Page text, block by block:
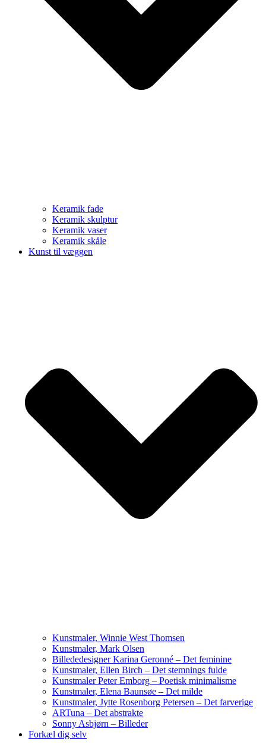
Keramik fade
Keramik skulptur
Keramik vaser
Keramik skåle
Kunst til væggen
Kunstmaler, Winnie West Thomsen
Kunstmaler, Mark Olsen
Billededesigner Karina Geronné – Det feminine
Kunstmaler, Ellen Birch – Det stemnings fulde
Kunstmaler Peter Emborg – Poetisk minimalisme
Kunstmaler, Elena Baunsøe – Det milde
Kunstmaler, Jytte Rosenborg Petersen – Det farverige
ARTuna – Det abstrakte
Sonny Asbjørn – Billeder
Forkæl dig selv